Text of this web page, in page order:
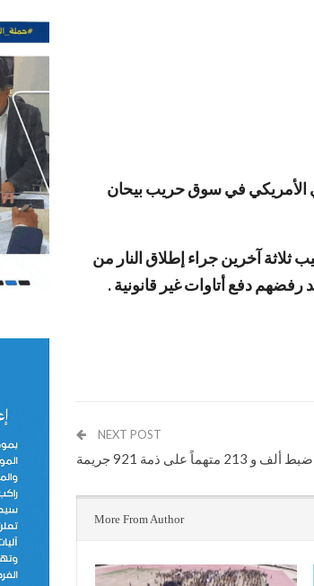
الأمريكي في سوق حريب بيحان
آخرين جراء إطلاق النار من
دفع أتاوات غير قانونية .
NEXT POST
ضبط ألف و 213 متهماً على ذمة 921 جريمة
More From Author